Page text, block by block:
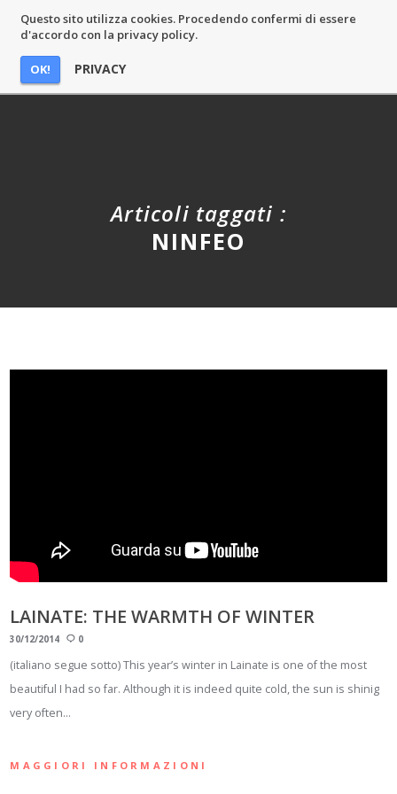
Questo sito utilizza cookies. Procedendo confermi di essere
d'accordo con la privacy policy.
OK! PRIVACY
MASSIMO CASTELLI
Articoli taggati :
NINFEO
LAINATE: THE WARMTH OF WINTER
30/12/2014 0
(italiano segue sotto) This year’s winter in Lainate is one of the most
beautiful I had so far. Although it is indeed quite cold, the sun is shinig
very often…
MAGGIORI INFORMAZIONI